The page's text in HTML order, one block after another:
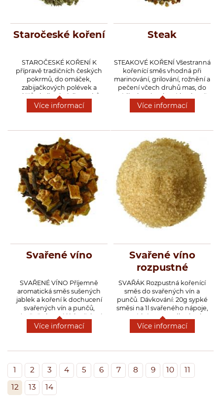
Staročeské koření
STAROČESKÉ KOŘENÍ K
přípravě tradičních českých
pokrmů, do omáček,
zabijačkových polévek a
gulášů, do jitrnic, jelit, prejtů a
haší, do mletých mas, na
vepřové a hovězí maso, ale
bramborák.
Více informací
Steak
STEAKOVÉ KOŘENÍ Všestranná
kořenící směs vhodná při
marinování, grilování, rožnění a
pečení včech druhů mas, do
nádivek, minutkové kuchyně,
výtěčně chutná v dušené nebo
grilované zelenině, do
těstovin.
Více informací
Svařené víno
SVAŘENÉ VÍNO Příjemně
aromatická směs sušených
jablek a koření k dochucení
svařených vín a punčů,
výtečně chutná i jako čajová
směs.
Více informací
Svařené víno
rozpustné
SVAŘÁK Rozpustná kořenící
směs do svařených vín a
punčů. Dávkování: 20g sypké
směsi na 1l svařeného nápoje,
zamícháme a podle chuti
dosladíme.
Více informací
1 2 3 4 5 6 7 8 9 10
11
12
13 14